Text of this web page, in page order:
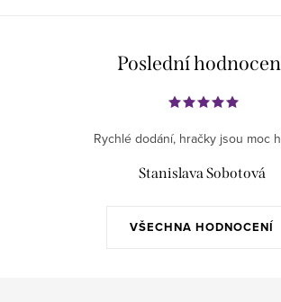
Poslední
VŠECHNA HODNOCENÍ
Rychlé dodání, hračky jsou moc
Stanislava Sobotová